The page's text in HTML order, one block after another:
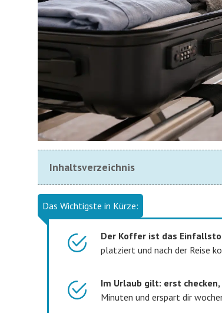
Inhaltsverzeichnis
Das Wichtigste in Kürze:
Der Koffer ist das
platziert und nach der Reise
Im Urlaub gilt: erst checken,
Minuten und erspart dir